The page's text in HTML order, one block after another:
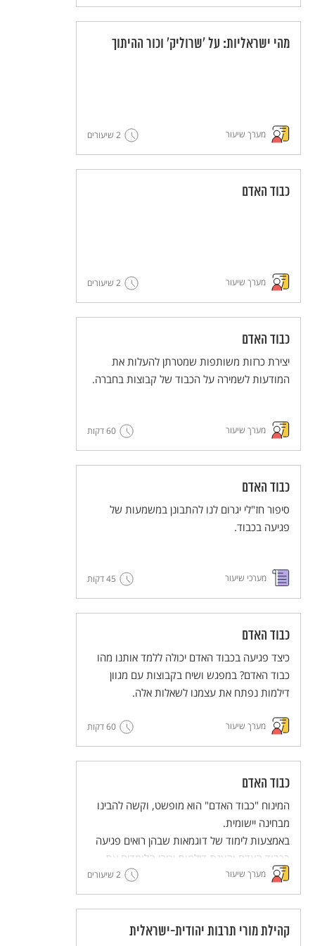
מהי ישראליות: על 'שרוליק' וכור ההיתוך
מערך שיעור 2 שיעורים
כבוד האדם
מערך שיעור 2 שיעורים
כבוד האדם
יצירת כרזות משותפות שמטרתן להעלות את
המודעות לשמירה על הכבוד של קבוצות בחברה.
מערך שיעור 60 דקות
כבוד האדם
סיפור חז"לי יגרום לנו להתבונן במשמעות של
פגיעה בכבוד.
מערכי שיעור 45 דקות
כבוד האדם
כיצד פגיעה בכבוד האדם יכולה ללמד אותנו מהו
כבוד האדם? במפגש ושיח בקבוצות עם מגוון
דילמות נפתח את עצמנו לשאלות אלה.
מערך שיעור 60 דקות
כבוד האדם
המינוח "כבוד האדם" הוא מופשט, וקשה להבינו
מבחינה יישומית.
באמצעות לימוד של דוגמאות שבהן רואים פגיעה
בכבוד האדם והצגת דילמות יכירו הלומדים את
הבסיס לזכויות האדם. למידה זו תוביל אותנו
לחשיבה משותפת – מה אפשר לעשות כדי לקדם
את הערך של שמירה על כבודו של כל אדם.
מערך שיעור 2 שיעורים
קהילת מורי תרבות יהודית-ישראלית